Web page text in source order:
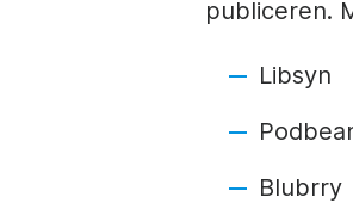
publiceren.
Libsyn
Blubrry